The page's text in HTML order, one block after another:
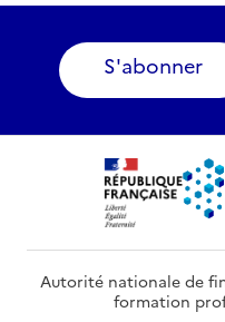
S'abonner
Autorité nationale de
formation